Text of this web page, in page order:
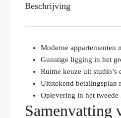
Beschrijving
Moderne appartementen
Gunstige ligging in het
Ruime keuze uit studio’s
Uitstekend betalingsplan
Oplevering in het
Samenvatting